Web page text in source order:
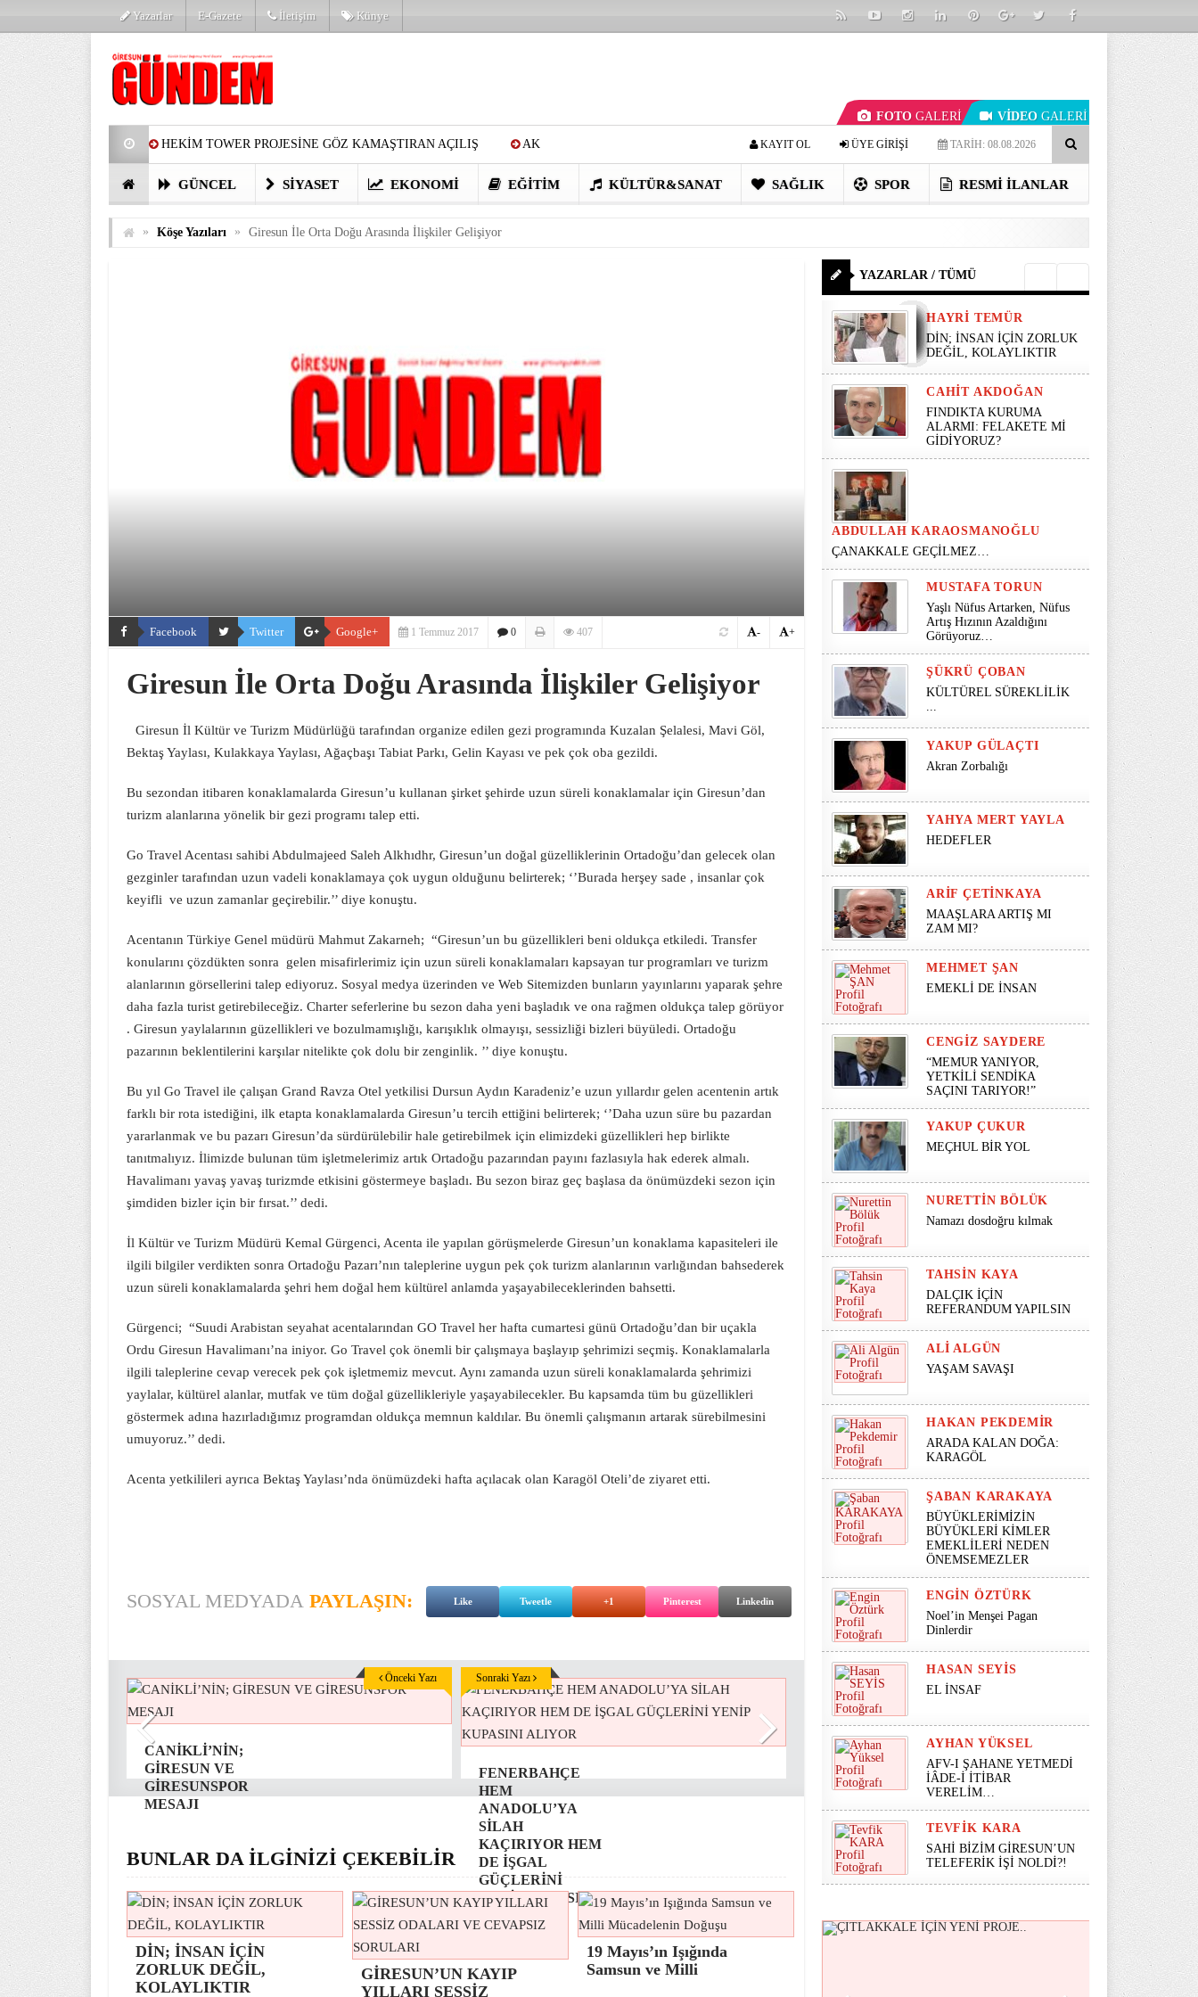
Yazarlar E-Gazete İletişim Künye
FOTO GALERİ VİDEO GALERİ
HEKİM TOWER PROJESİNE GÖZ KAMAŞTIRAN AÇILIŞ AK
PARTİ’DE YENİ YÜZLER HARUN CİCİ: VİDEOYU GÖRÜNCE
TARİH: 08.08.2026
ÜYE GİRİŞİ
KAYIT OL
GÜNCEL SIYASET EKONOMI EĞITIM KÜLTÜR&SANAT SAĞLIK SPOR RESMI İLANLAR
» Köşe Yazıları » Giresun İle Orta Doğu Arasında İlişkiler Gelişiyor
Facebook Twitter Google+ 1 Temmuz 2017 0 407 +
-
Giresun İle Orta Doğu Arasında İlişkiler Gelişiyor
Giresun İl Kültür ve Turizm Müdürlüğü tarafından organize edilen gezi programında Kuzalan Şelalesi, Mavi Göl,
Bektaş Yaylası, Kulakkaya Yaylası, Ağaçbaşı Tabiat Parkı, Gelin Kayası ve pek çok oba gezildi.
Bu sezondan itibaren konaklamalarda Giresun’u kullanan şirket şehirde uzun süreli konaklamalar için Giresun’dan
turizm alanlarına yönelik bir gezi programı talep etti.
Go Travel Acentası sahibi Abdulmajeed Saleh Alkhıdhr, Giresun’un doğal güzelliklerinin Ortadoğu’dan gelecek olan
gezginler tarafından uzun vadeli konaklamaya çok uygun olduğunu belirterek; ‘’Burada herşey sade , insanlar çok
keyifli ve uzun zamanlar geçirebilir.’’ diye konuştu.
Acentanın Türkiye Genel müdürü Mahmut Zakarneh; “Giresun’un bu güzellikleri beni oldukça etkiledi. Transfer
konularını çözdükten sonra gelen misafirlerimiz için uzun süreli konaklamaları kapsayan tur programları ve turizm
alanlarının görsellerini talep ediyoruz. Sosyal medya üzerinden ve Web Sitemizden bunların yayınlarını yaparak şehre
daha fazla turist getirebileceğiz. Charter seferlerine bu sezon daha yeni başladık ve ona rağmen oldukça talep görüyor
. Giresun yaylalarının güzellikleri ve bozulmamışlığı, karışıklık olmayışı, sessizliği bizleri büyüledi. Ortadoğu
pazarının beklentilerini karşılar nitelikte çok dolu bir zenginlik. ’’ diye konuştu.
Bu yıl Go Travel ile çalışan Grand Ravza Otel yetkilisi Dursun Aydın Karadeniz’e uzun yıllardır gelen acentenin artık
farklı bir rota istediğini, ilk etapta konaklamalarda Giresun’u tercih ettiğini belirterek; ‘’Daha uzun süre bu pazardan
yararlanmak ve bu pazarı Giresun’da sürdürülebilir hale getirebilmek için elimizdeki güzellikleri hep birlikte
tanıtmalıyız. İlimizde bulunan tüm işletmelerimiz artık Ortadoğu pazarından payını fazlasıyla hak ederek almalı.
Havalimanı yavaş yavaş turizmde etkisini göstermeye başladı. Bu sezon biraz geç başlasa da önümüzdeki sezon için
şimdiden bizler için bir fırsat.’’ dedi.
İl Kültür ve Turizm Müdürü Kemal Gürgenci, Acenta ile yapılan görüşmelerde Giresun’un konaklama kapasiteleri ile
ilgili bilgiler verdikten sonra Ortadoğu Pazarı’nın taleplerine uygun pek çok turizm alanlarının varlığından bahsederek
uzun süreli konaklamalarda şehri hem doğal hem kültürel anlamda yaşayabileceklerinden bahsetti.
Gürgenci; “Suudi Arabistan seyahat acentalarından GO Travel her hafta cumartesi günü Ortadoğu’dan bir uçakla
Ordu Giresun Havalimanı’na iniyor. Go Travel çok önemli bir çalışmaya başlayıp şehrimizi seçmiş. Konaklamalarla
ilgili taleplerine cevap verecek pek çok işletmemiz mevcut. Aynı zamanda uzun süreli konaklamalarda şehrimizi
yaylalar, kültürel alanlar, mutfak ve tüm doğal güzellikleriyle yaşayabilecekler. Bu kapsamda tüm bu güzellikleri
göstermek adına hazırladığımız programdan oldukça memnun kaldılar. Bu önemli çalışmanın artarak sürebilmesini
umuyoruz.’’ dedi.
Acenta yetkilileri ayrıca Bektaş Yaylası’nda önümüzdeki hafta açılacak olan Karagöl Oteli’de ziyaret etti.
SOSYAL MEDYADA PAYLAŞIN: Like Tweetle +1 Pinterest Linkedin
CANİKLİ’NİN;
GİRESUN VE
GİRESUNSPOR
MESAJI
Önceki Yazı
FENERBAHÇE
HEM
ANADOLU’YA
SİLAH
KAÇIRIYOR HEM
DE İŞGAL
GÜÇLERİNİ
YENİP KUPASINI
Sonraki Yazı
BUNLAR DA İLGİNİZİ ÇEKEBİLİR
DİN; İNSAN İÇİN
ZORLUK DEĞİL,
KOLAYLIKTIR
GİRESUN’UN KAYIP
YILLARI SESSİZ
19 Mayıs’ın Işığında
Samsun ve Milli
YAZARLAR / TÜMÜ
HAYRI TEMÜR
DİN; İNSAN İÇİN ZORLUK
DEĞİL, KOLAYLIKTIR
CAHIT AKDOĞAN
FINDIKTA KURUMA
ALARMI: FELAKETE Mİ
GİDİYORUZ?
ABDULLAH KARAOSMANOĞLU
ÇANAKKALE GEÇİLMEZ…
MUSTAFA TORUN
Yaşlı Nüfus Artarken, Nüfus
Artış Hızının Azaldığını
Görüyoruz…
ŞÜKRÜ ÇOBAN
KÜLTÜREL SÜREKLİLİK
...
YAKUP GÜLAÇTI
Akran Zorbalığı
YAHYA MERT YAYLA
HEDEFLER
ARIF ÇETINKAYA
MAAŞLARA ARTIŞ MI
ZAM MI?
MEHMET ŞAN
EMEKLİ DE İNSAN
CENGIZ SAYDERE
“MEMUR YANIYOR,
YETKİLİ SENDİKA
SAÇINI TARIYOR!”
YAKUP ÇUKUR
MEÇHUL BİR YOL
NURETTIN BÖLÜK
Namazı dosdoğru kılmak
TAHSIN KAYA
DALÇIK İÇİN
REFERANDUM YAPILSIN
ALI ALGÜN
YAŞAM SAVAŞI
HAKAN PEKDEMIR
ARADA KALAN DOĞA:
KARAGÖL
ŞABAN KARAKAYA
BÜYÜKLERİMİZİN
BÜYÜKLERİ KİMLER
EMEKLİLERİ NEDEN
ÖNEMSEMEZLER
ENGIN ÖZTÜRK
Noel’in Menşei Pagan
Dinlerdir
HASAN SEYİS
EL İNSAF
AYHAN YÜKSEL
AFV-I ŞAHANE YETMEDİ
İÂDE-İ İTİBAR
VERELİM…
TEVFIK KARA
SAHİ BİZİM GİRESUN’UN
TELEFERİK İŞİ NOLDİ?!